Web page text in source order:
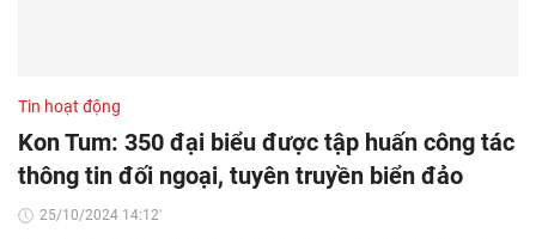
Tin hoạt động
Kon Tum: 350 đại biểu được tập huấn công tác
thông tin đối ngoại, tuyên truyền biển đảo
25/10/2024 14:12'